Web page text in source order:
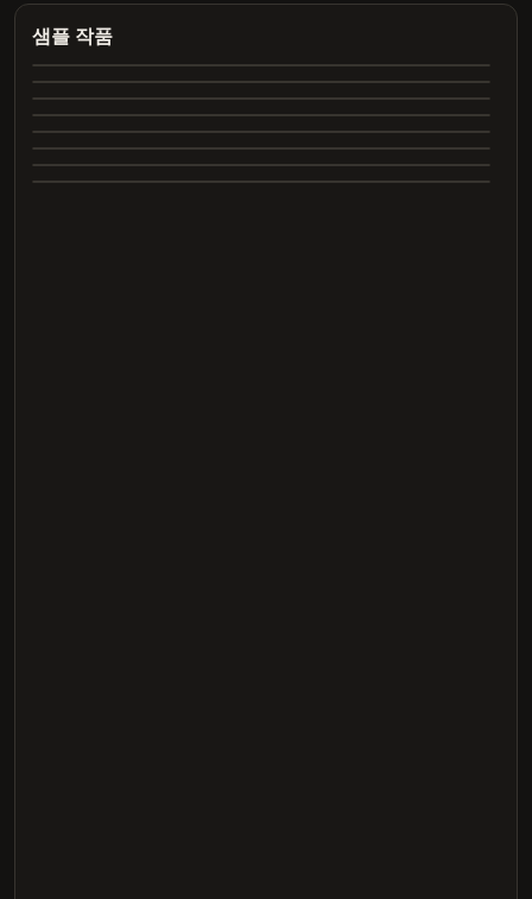
샘플 작품
4:12
3:42
Summer Dreams
3:28
Neon Nights
4:05
Echoes of Yesterday
4:00
Dance All Night
3:24
Whispering Trees
2:26
Marry Me
2:31